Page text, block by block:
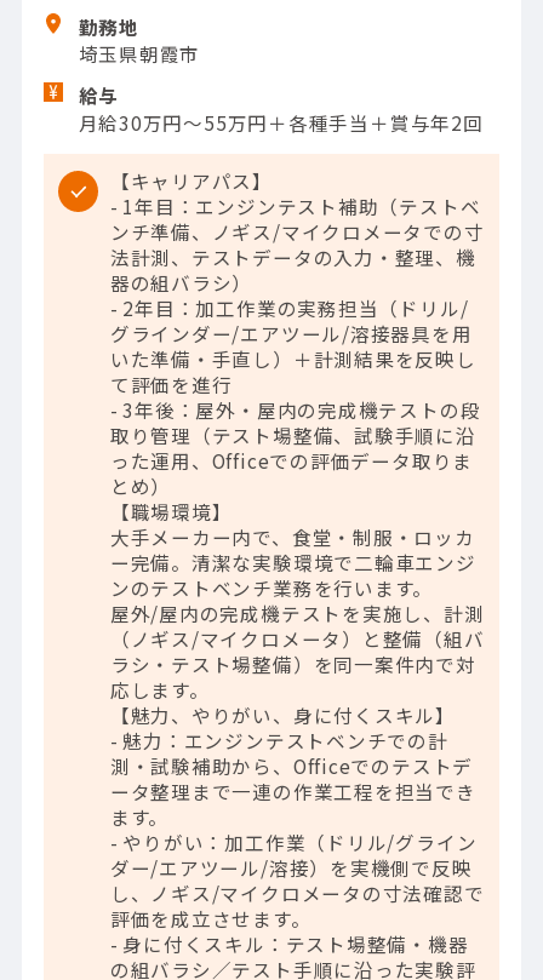
勤務地
埼玉県朝霞市
給与
月給30万円～55万円＋各種手当＋賞与年2回
【キャリアパス】
- 1年目：エンジンテスト補助（テストベ
ンチ準備、ノギス/マイクロメータでの寸
法計測、テストデータの入力・整理、機
器の組バラシ）
- 2年目：加工作業の実務担当（ドリル/
グラインダー/エアツール/溶接器具を用
いた準備・手直し）＋計測結果を反映し
て評価を進行
- 3年後：屋外・屋内の完成機テストの段
取り管理（テスト場整備、試験手順に沿
った運用、Officeでの評価データ取りま
とめ）
【職場環境】
大手メーカー内で、食堂・制服・ロッカ
ー完備。清潔な実験環境で二輪車エンジ
ンのテストベンチ業務を行います。
屋外/屋内の完成機テストを実施し、計測
（ノギス/マイクロメータ）と整備（組バ
ラシ・テスト場整備）を同一案件内で対
応します。
【魅力、やりがい、身に付くスキル】
- 魅力：エンジンテストベンチでの計
測・試験補助から、Officeでのテストデ
ータ整理まで一連の作業工程を担当でき
ます。
- やりがい：加工作業（ドリル/グライン
ダー/エアツール/溶接）を実機側で反映
し、ノギス/マイクロメータの寸法確認で
評価を成立させます。
- 身に付くスキル：テスト場整備・機器
の組バラシ／テスト手順に沿った実験評